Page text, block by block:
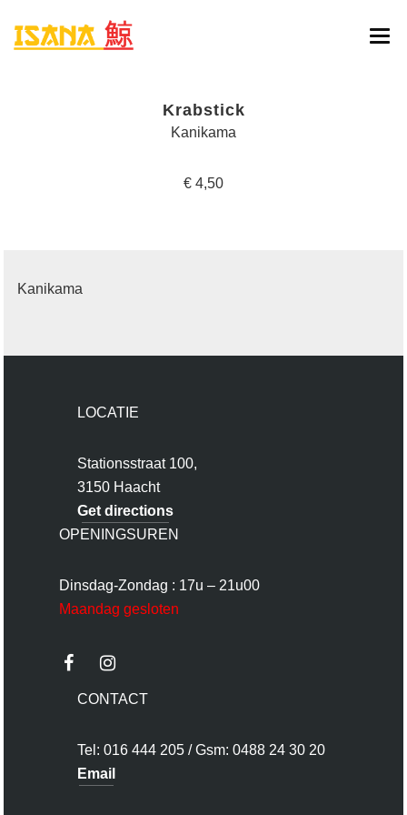
Krabstick
Kanikama
€ 4,50
Kanikama
LOCATIE
Stationsstraat 100,
3150 Haacht
Get directions
OPENINGSUREN
Dinsdag-Zondag : 17u – 21u00
Maandag gesloten
CONTACT
Tel: 016 444 205 / Gsm: 0488 24 30 20
Email